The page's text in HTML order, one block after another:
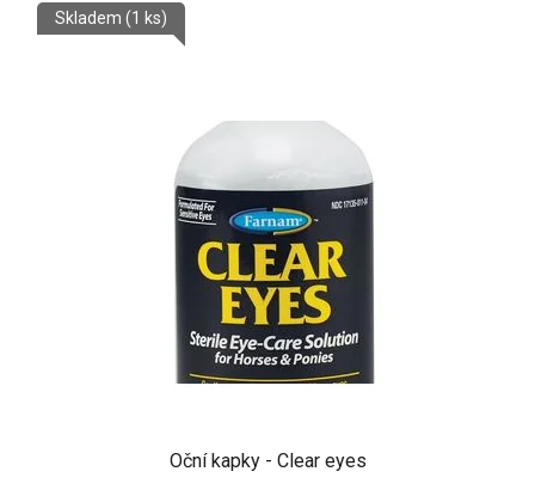
Oční kapky - Clear eyes
Skladem (1 ks)